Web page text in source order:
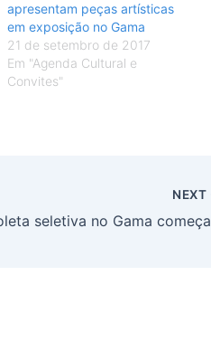
apresentam peças artísticas
em exposição no Gama
21 de setembro de 2017
Em "Agenda Cultural e
Convites"
NEXT